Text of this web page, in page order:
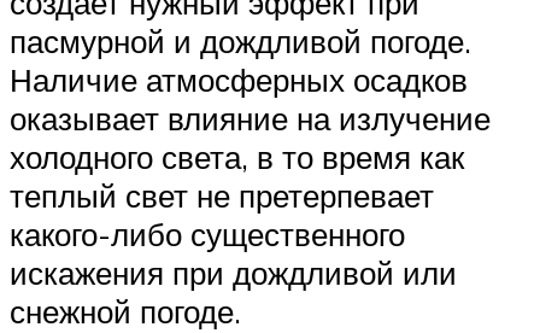
пасмурной и дождливой погоде.
Наличие атмосферных осадков
оказывает влияние на излучение
холодного света, в то время как
теплый свет не претерпевает
какого-либо существенного
искажения при дождливой или
снежной погоде.